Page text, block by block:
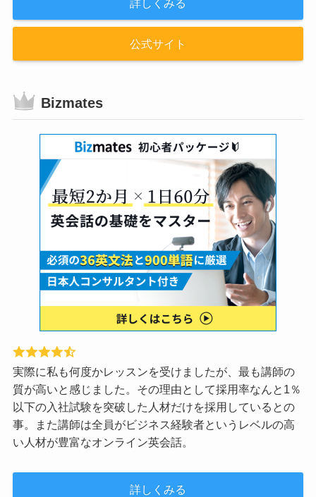
詳しくみる
公式サイト
Bizmates
実際に私も何度かレッスンを受けましたが、最も講師の
質が高いと感じました。その理由として採用率なんと1％
以下の入社試験を突破した人材だけを採用しているとの
事。また講師は全員がビジネス経験者というレベルの高
い人材が豊富なオンライン英会話。
詳しくみる